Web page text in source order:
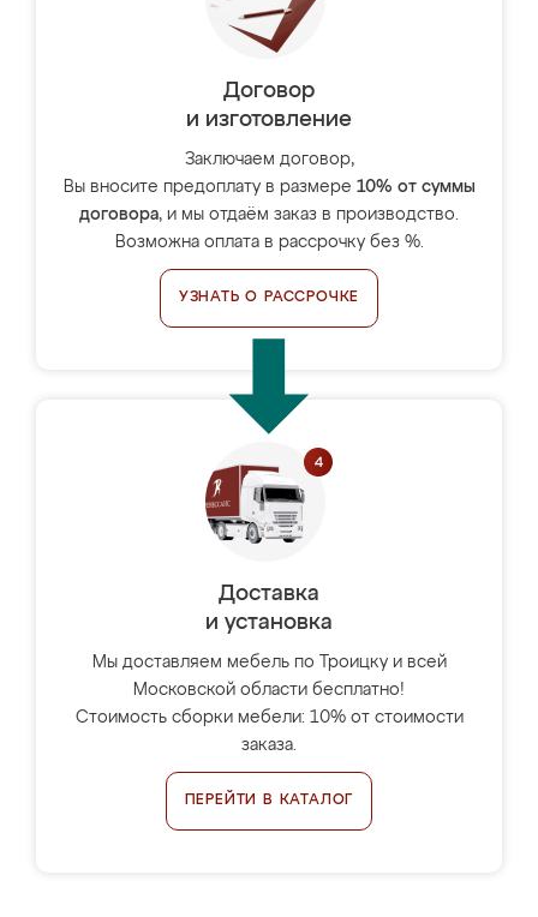
Договор
и изготовление
Заключаем договор,
Вы вносите предоплату в размере 10% от суммы
договора, и мы отдаём заказ в производство.
Возможна оплата в рассрочку без %.
УЗНАТЬ О РАССРОЧКЕ
Доставка
и установка
Мы доставляем мебель по Троицку и всей
Московской области бесплатно!
Стоимость сборки мебели: 10% от стоимости
заказа.
ПЕРЕЙТИ В КАТАЛОГ